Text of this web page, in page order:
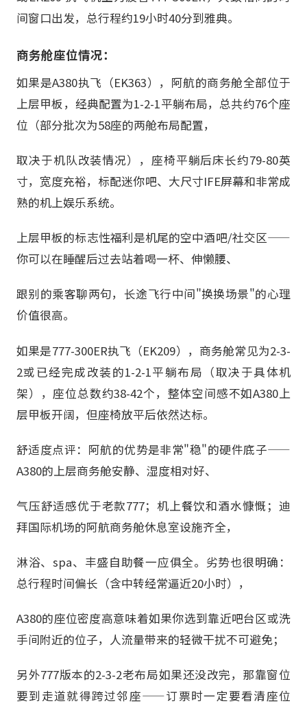
间窗口出发，总行程约19小时40分到雅典。
商务舱座位情况：
如果是A380执飞（EK363），阿航的商务舱全部位于
上层甲板，经典配置为1-2-1平躺布局，总共约76个座
位（部分批次为58座的两舱布局配置，
取决于机队改装情况），座椅平躺后床长约79-80英
寸，宽度充裕，标配迷你吧、大尺寸IFE屏幕和非常成
熟的机上娱乐系统。
上层甲板的标志性福利是机尾的空中酒吧/社交区——
你可以在睡醒后过去站着喝一杯、伸懒腰、
跟别的乘客聊两句，长途飞行中间"换换场景"的心理
价值很高。
如果是777-300ER执飞（EK209），商务舱常见为2-3-
2或已经完成改装的1-2-1平躺布局（取决于具体机
架），座位总数约38-42个，整体空间感不如A380上
层甲板开阔，但座椅放平后依然达标。
舒适度点评：阿航的优势是非常"稳"的硬件底子——
A380的上层商务舱安静、湿度相对好、
气压舒适感优于老款777；机上餐饮和酒水慷慨；迪
拜国际机场的阿航商务舱休息室设施齐全，
淋浴、spa、丰盛自助餐一应俱全。劣势也很明确：
总行程时间偏长（含中转经常逼近20小时），
A380的座位密度高意味着如果你选到靠近吧台区或洗
手间附近的位子，人流量带来的轻微干扰不可避免；
另外777版本的2-3-2老布局如果还没改完，那靠窗位
要到走道就得跨过邻座——订票时一定要看清座位